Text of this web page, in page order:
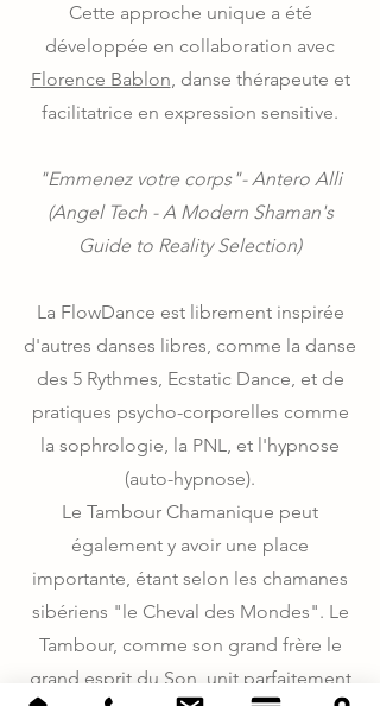
Cette approche unique a été
développée en collaboration avec
Florence Bablon, danse thérapeute et
facilitatrice en expression sensitive.
"Emmenez votre corps"- Antero Alli
(Angel Tech - A Modern Shaman's
Guide to Reality Selection)
La FlowDance est librement inspirée
d'autres danses libres, comme la danse
des 5 Rythmes, Ecstatic Dance, et de
pratiques psycho-corporelles comme
la sophrologie, la PNL, et l'hypnose
(auto-hypnose).
Le Tambour Chamanique peut
également y avoir une place
importante, étant selon les chamanes
sibériens "le Cheval des Mondes". Le
Tambour, comme son grand frère le
grand esprit du Son, unit parfaitement